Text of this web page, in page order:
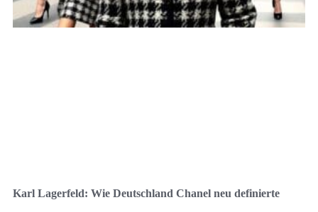
Karl Lagerfeld: Wie Deutschland Chanel neu definierte